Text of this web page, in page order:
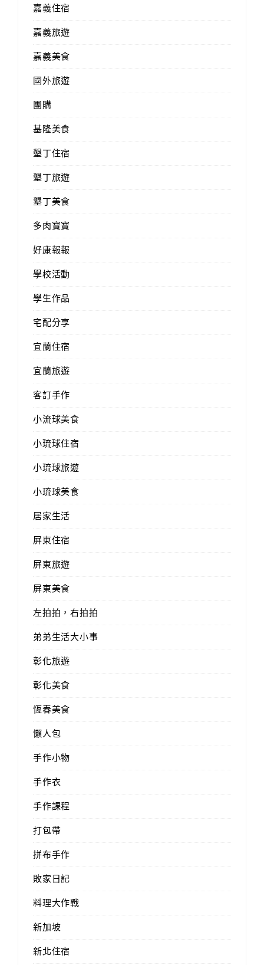
嘉義住宿
嘉義旅遊
嘉義美食
國外旅遊
團購
基隆美食
墾丁住宿
墾丁旅遊
墾丁美食
多肉寶寶
好康報報
學校活動
學生作品
宅配分享
宜蘭住宿
宜蘭旅遊
客訂手作
小流球美食
小琉球住宿
小琉球旅遊
小琉球美食
居家生活
屏東住宿
屏東旅遊
屏東美食
左拍拍，右拍拍
弟弟生活大小事
彰化旅遊
彰化美食
恆春美食
懶人包
手作小物
手作衣
手作課程
打包帶
拼布手作
敗家日記
料理大作戰
新加坡
新北住宿